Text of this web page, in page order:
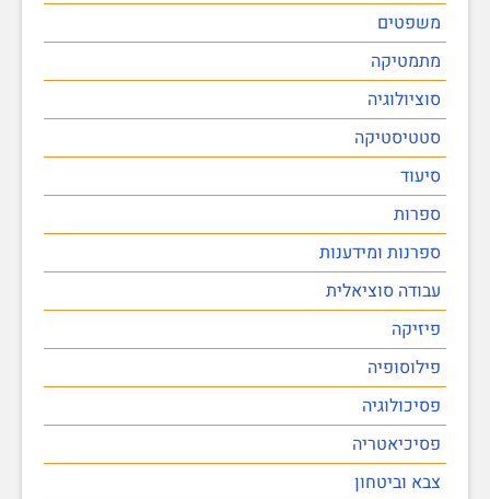
משפטים
מתמטיקה
סוציולוגיה
סטטיסטיקה
סיעוד
ספרות
ספרנות ומידענות
עבודה סוציאלית
פיזיקה
פילוסופיה
פסיכולוגיה
פסיכיאטריה
צבא וביטחון